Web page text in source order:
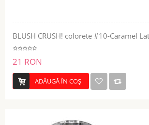
BLUSH CRUSH! colorete #10-Caramel
21 RON
ADĂUGĂ ÎN COŞ